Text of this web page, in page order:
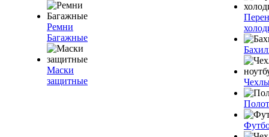
Ремни
Багажные
Маски
защитные